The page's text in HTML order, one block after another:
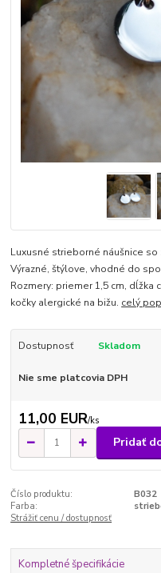
Luxusné strieborné náušnice
Výrazné, štýlove, vhodné do
Rozmery: priemer 1,5 cm, dĺžka
kočky alergické na bižu. celý
Dostupnosť Skladom
Nie sme platcovia DPH
11,00 EUR/ks
Pridať
Číslo produktu:
B032
Farba:
Strážiť cenu / dostupnosť
Kompletné špecifikácie